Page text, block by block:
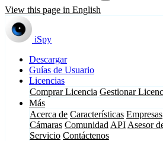
View this page in English
iSpy
Descargar
Guías de Usuario
Licencias
Comprar Licencia Gestionar
Más
Acerca de Características Empresas
Cámaras Comunidad API Asesor
Servicio Contáctenos